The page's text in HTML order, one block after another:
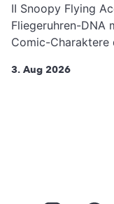
II Snoopy Flying
Fliegeruhren-DNA
Comic-Charaktere
3. Aug 2026